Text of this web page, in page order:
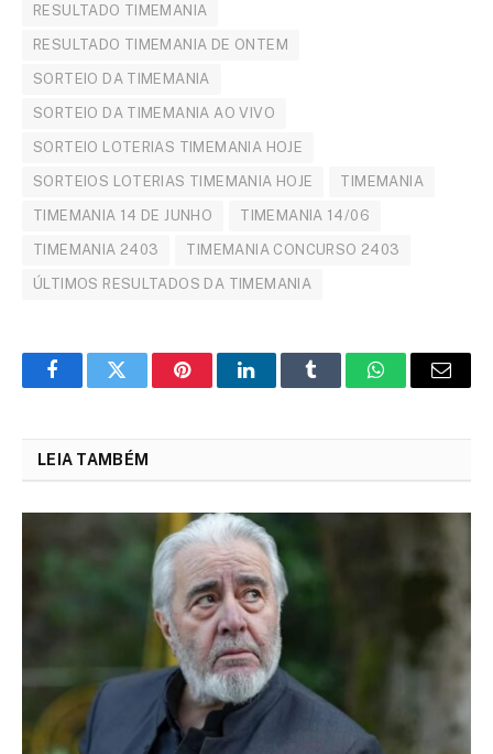
RESULTADO TIMEMANIA
RESULTADO TIMEMANIA DE ONTEM
SORTEIO DA TIMEMANIA
SORTEIO DA TIMEMANIA AO VIVO
SORTEIO LOTERIAS TIMEMANIA HOJE
SORTEIOS LOTERIAS TIMEMANIA HOJE TIMEMANIA
TIMEMANIA 14 DE JUNHO TIMEMANIA 14/06
TIMEMANIA 2403 TIMEMANIA CONCURSO 2403
ÚLTIMOS RESULTADOS DA TIMEMANIA
FacebookTwitter PinterestLinkedInTumblr WhatsAppEmail
LEIA TAMBÉM